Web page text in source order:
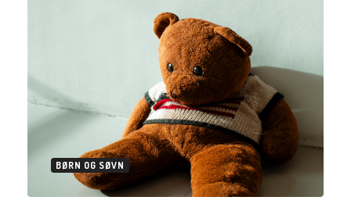
BØRN OG SØVN